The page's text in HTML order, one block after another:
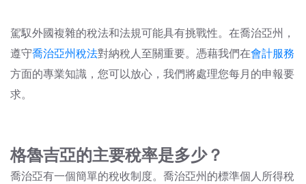
駕馭外國複雜的稅法和法規可能具有挑戰性。在喬治亞州，
遵守喬治亞州稅法對納稅人至關重要。憑藉我們在會計服務
方面的專業知識 ，您可以放心，我們將處理您每月的申報要
求。
格魯吉亞的主要稅率是多少？
喬治亞有一個簡單的稅收制度。喬治亞州的標準個人所得稅